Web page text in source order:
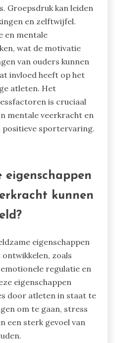
Groepsdruk kan leiden
en zelftwijfel.
en mentale
wat de motivatie
van ouders kunnen
invloed heeft op het
atleten. Het
is cruciaal
mentale veerkracht en
positieve sportervaring.
eigenschappen
kunnen
eigenschappen
zoals
regulatie en
eigenschappen
door atleten in staat te
om te gaan, stress
een sterk gevoel van